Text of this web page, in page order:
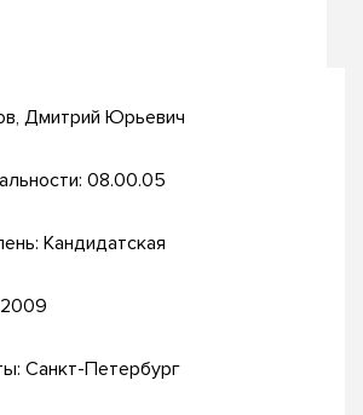
Дмитрий Юрьевич
08.00.05
Кандидатская
2009
Санкт-Петербург